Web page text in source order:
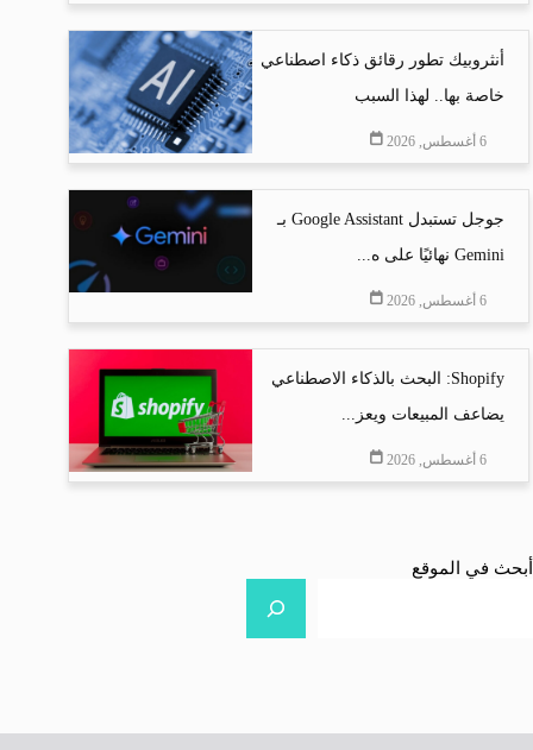
أنثروبيك تطور رقائق ذكاء اصطناعي
خاصة بها.. لهذا السبب
6 أغسطس, 2026
جوجل تستبدل Google Assistant بـ
Gemini نهائيًا على ه...
6 أغسطس, 2026
Shopify: البحث بالذكاء الاصطناعي
يضاعف المبيعات ويعز...
6 أغسطس, 2026
أبحث في الموقع